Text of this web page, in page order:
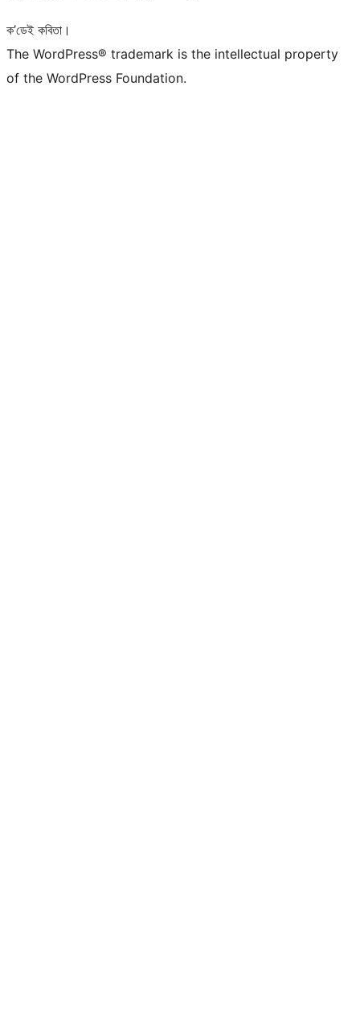
ক’ডেই কবিতা।
The WordPress® trademark is the intellectual property
of the WordPress Foundation.